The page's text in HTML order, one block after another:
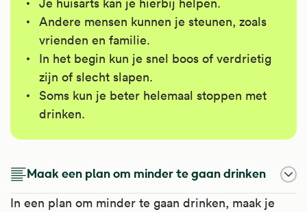
Andere mensen kunnen je steunen, zoals
vrienden en familie.
In het begin kun je snel boos of verdrietig
zijn of slecht slapen.
Soms kun je beter helemaal stoppen met
drinken.
Maak een plan om minder te gaan drinken
In een plan om minder te gaan drinken, maak je